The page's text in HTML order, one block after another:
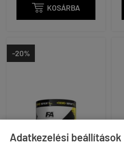
Adatkezelési beállítások
 KOSÁRBA
-20%